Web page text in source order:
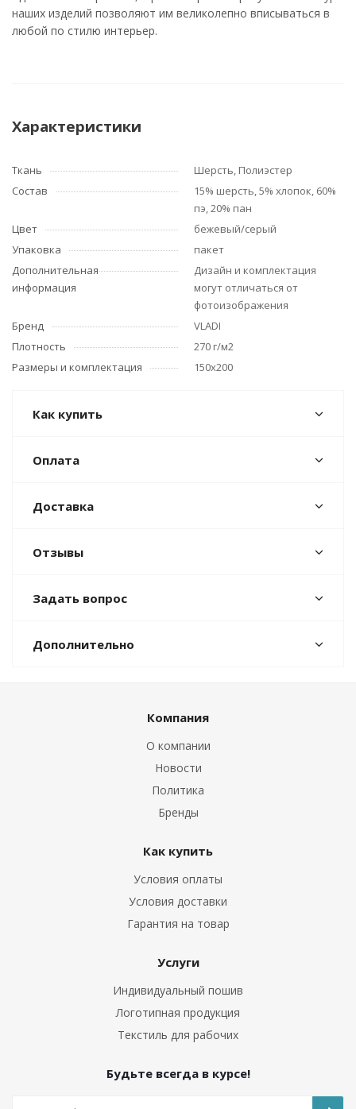
наших изделий позволяют им великолепно вписываться в
любой по стилю интерьер.
Характеристики
Ткань
Шерсть, Полиэстер
Состав
15% шерсть, 5% хлопок, 60%
пэ, 20% пан
Цвет
бежевый/серый
Упаковка
пакет
Дополнительная
информация
Дизайн и комплектация
могут отличаться от
фотоизображения
Бренд
VLADI
Плотность
270 г/м2
Размеры и комплектация
150x200
Как купить
Оплата
Доставка
Отзывы
Задать вопрос
Дополнительно
Компания
О компании
Новости
Политика
Бренды
Как купить
Условия оплаты
Условия доставки
Гарантия на товар
Услуги
Индивидуальный пошив
Логотипная продукция
Текстиль для рабочих
Будьте всегда в курсе!